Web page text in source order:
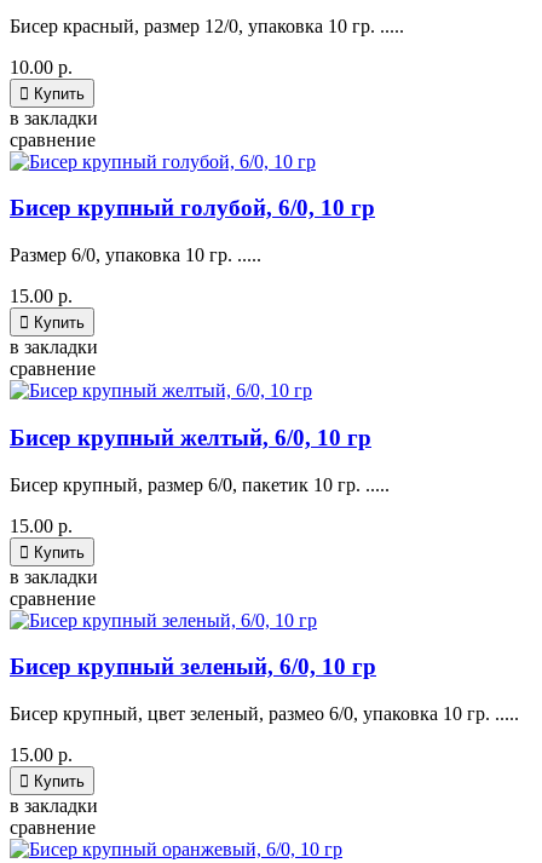
Бисер красный, размер 12/0, упаковка 10 гр. .....
10.00 р.
 Купить
в закладки
сравнение
Бисер крупный голубой, 6/0, 10 гр
Размер 6/0, упаковка 10 гр. .....
15.00 р.
 Купить
в закладки
сравнение
Бисер крупный желтый, 6/0, 10 гр
Бисер крупный, размер 6/0, пакетик 10 гр. .....
15.00 р.
 Купить
в закладки
сравнение
Бисер крупный зеленый, 6/0, 10 гр
Бисер крупный, цвет зеленый, размео 6/0, упаковка 10 гр. .....
15.00 р.
 Купить
в закладки
сравнение